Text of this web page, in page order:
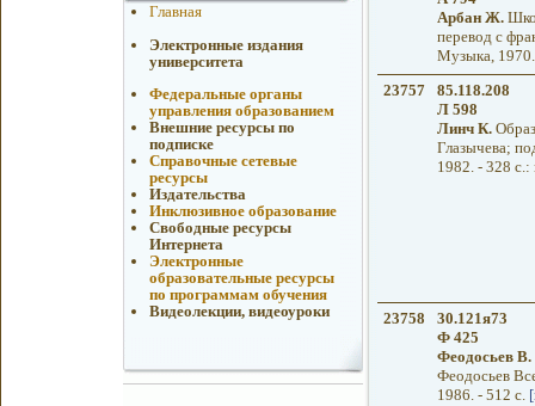
Главная
Электронные издания
университета
Федеральные органы
управления образованием
Внешние ресурсы по
подписке
Справочные сетевые
ресурсы
Издательства
Инклюзивное образование
Свободные ресурсы
Интернета
Электронные
образовательные ресурсы
по программам обучения
Видеолекции, видеоуроки
Арбан Ж.
перевод с
Музыка,
23757
85.118.208
Л 598
Линч К.Образ
Глазычева;
1982. - 328
23758
30.121я73
Ф 425
Феодосьев
Феодосьев
1986. - 512 с.